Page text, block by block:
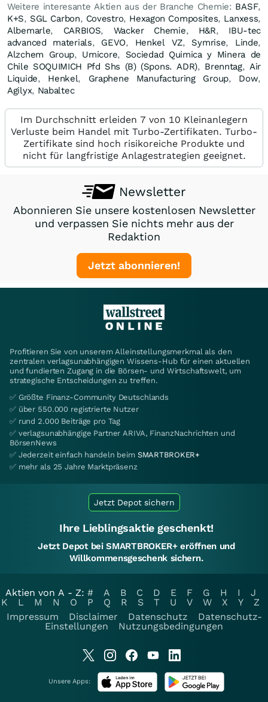
Weitere interesante Aktien aus der Branche Chemie: BASF,
K+S, SGL Carbon, Covestro, Hexagon Composites, Lanxess,
Albemarle, CARBIOS, Wacker Chemie, H&R, IBU-tec
advanced materials, GEVO, Henkel VZ, Symrise, Linde,
Alzchem Group, Umicore, Sociedad Quimica y Minera de
Chile SOQUIMICH Pfd Shs (B) (Spons. ADR), Brenntag, Air
Liquide, Henkel, Graphene Manufacturing Group, Dow,
Agilyx, Nabaltec
Im Durchschnitt erleiden 7 von 10 Kleinanlegern
Verluste beim Handel mit Turbo-Zertifikaten. Turbo-
Zertifikate sind hoch risikoreiche Produkte und
nicht für langfristige Anlagestrategien geeignet.
Newsletter
Abonnieren Sie unsere kostenlosen Newsletter
und verpassen Sie nichts mehr aus der
Redaktion
Jetzt abonnieren!
Profitieren Sie von unserem Alleinstellungsmerkmal als den
zentralen verlagsunabhängigen Wissens-Hub für einen aktuellen
und fundierten Zugang in die Börsen- und Wirtschaftswelt, um
strategische Entscheidungen zu treffen.
✅ Größte Finanz-Community Deutschlands
✅ über 550.000 registrierte Nutzer
✅ rund 2.000 Beiträge pro Tag
✅ verlagsunabhängige Partner ARIVA, FinanzNachrichten und
BörsenNews
✅ Jederzeit einfach handeln beim SMARTBROKER+
✅ mehr als 25 Jahre Marktpräsenz
Jetzt Depot sichern
Ihre Lieblingsaktie geschenkt!
Jetzt Depot bei SMARTBROKER+ eröffnen und
Willkommensgeschenk sichern.
Aktien von A - Z: # A B C D E F G H I
J
K
L M N O P Q R S T U V W X Y
Z
Impressum
Disclaimer Datenschutz
Datenschutz-
Einstellungen
Nutzungsbedingungen
Unsere Apps: